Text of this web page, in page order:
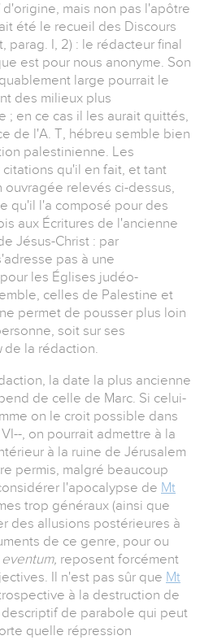
mais non pas l'apôtre
été le recueil des Discours
parag. I, 2) : le rédacteur final
est pour nous anonyme. Son
large pourrait le
des milieux plus
; en ce cas il les aurait quittés,
de l'A. T, hébreu semble bien
palestinienne. Les
qu'il en fait, et tant
ouvragée relevés ci-dessus,
qu'il l'a composé pour des
aux Écritures de l'ancienne
Jésus-Christ : par
pas à une
les Églises judéo-
celles de Palestine et
permet de pousser plus loin
soit sur ses
de la rédaction.
la date la plus ancienne
de celle de Marc. Si celui-
on le croit possible dans
, on pourrait admettre à la
à la ruine de Jérusalem
permis, malgré beaucoup
l'apocalypse de Mt
trop généraux (ainsi que
des allusions postérieures à
de ce genre, pour ou
reposent forcément
Il n'est pas sûr que Mt
à la destruction de
de parabole qui peut
quelle répression